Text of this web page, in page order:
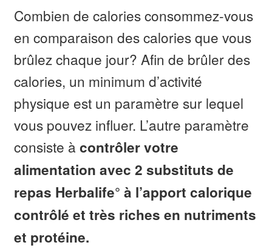
Combien de calories consommez-vous
en comparaison des calories que vous
brûlez chaque jour? Afin de brûler des
calories, un minimum d’activité
physique est un paramètre sur lequel
vous pouvez influer. L’autre paramètre
consiste à contrôler votre
alimentation avec 2 substituts de
repas Herbalife° à l’apport calorique
contrôlé et très riches en nutriments
et protéine.